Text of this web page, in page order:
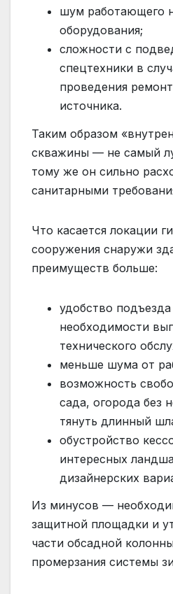
шум работающего
оборудования;
сложности с
спецтехники в
проведения
источника.
Таким образом
скважины — не самый
тому же он сильно
санитарными
Что касается локации
сооружения снаружи
преимуществ больше:
удобство
необходимости
технического
меньше шума от
возможность
сада, огорода без
тянуть длинный
обустройство
интересных
дизайнерских
Из минусов —
защитной площадки и
части обсадной
промерзания системы